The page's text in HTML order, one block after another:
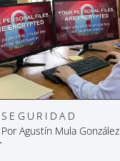
PorAgustín Mula González